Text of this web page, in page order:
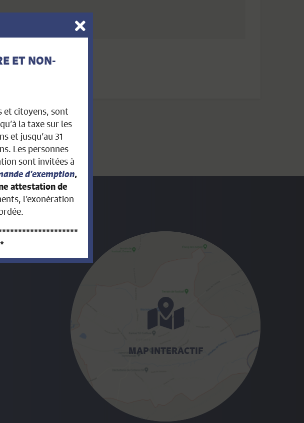
MAP INTERACTIF
ET NON-
et citoyens, sont
la taxe sur les
et jusqu’au 31
Les personnes
sont invitées à
d’exemption,
attestation de
l’exonération
FONCIERS
IMMOBILIER
la facture
(LICo) art. 13